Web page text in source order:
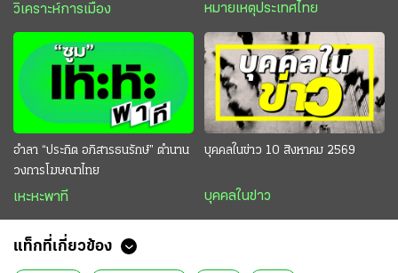
วิเคราะห์การเมือง หมายเหตุประเทศไทย
อำลา “ประกิต อภิสารธนรักษ์” ตำนาน
วงการโฆษณาไทย
เหะหะพาที
บุคคลในข่าว 10 สิงหาคม 2569
บุคคลในข่าว
แท็กที่เกี่ยวข้อง